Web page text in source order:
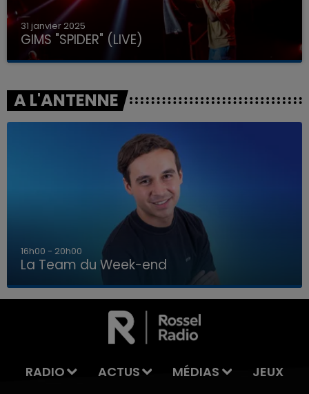
LA TEAM DU WEEK-END
31 janvier 2025
GIMS "SPIDER" (LIVE)
A L'ANTENNE
7h00 - 12h00
La Team du Week-end
RADIO ACTUS MÉDIAS JEUX